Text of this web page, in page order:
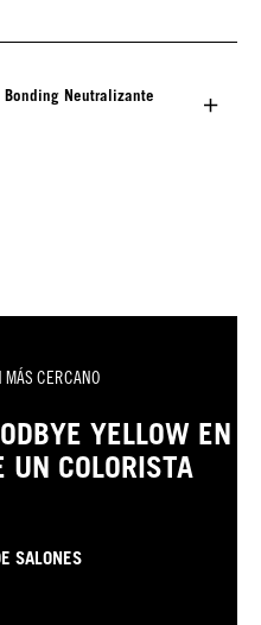
Neutralizante
MÁS CERCANO
YELLOW EN
UN COLORISTA
SALONES